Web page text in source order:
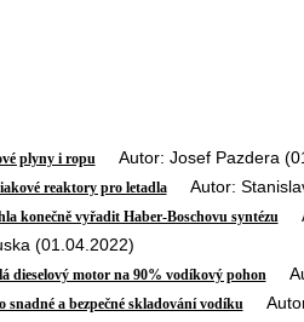
plyny i ropu Autor: Josef Pazdera
reaktory pro letadlaAutor: Stanislav
konečně vyřadit Haber-Boschovu syntézu
(01.04.2022)
dieselový motor na 90% vodíkový pohon
a bezpečné skladování vodíku